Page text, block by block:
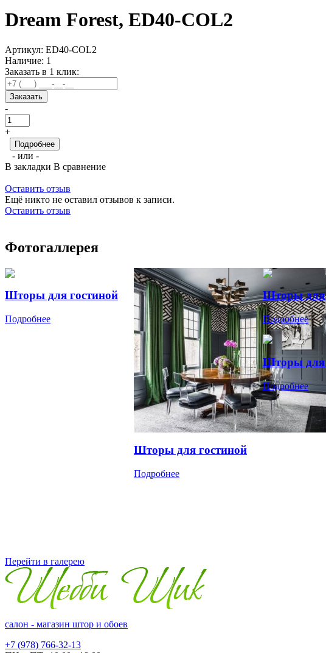
Dream Forest, ED40-COL2
Артикул: ED40-COL2
Наличие: 1
Заказать в 1 клик:
Заказать
-
+
Подробнее
- или -
В закладки В сравнение
Оставить отзыв
Ещё никто не оставил отзывов к записи.
Оставить отзыв
Фотогаллерея
Шторы для гостиной
Подробнее
Шторы для гостиной
Подробнее
Шторы для
Подробнее
Шторы для
Подробнее
Перейти в галерею
салон - магазин штор и обоев
+7 (978) 766-32-13